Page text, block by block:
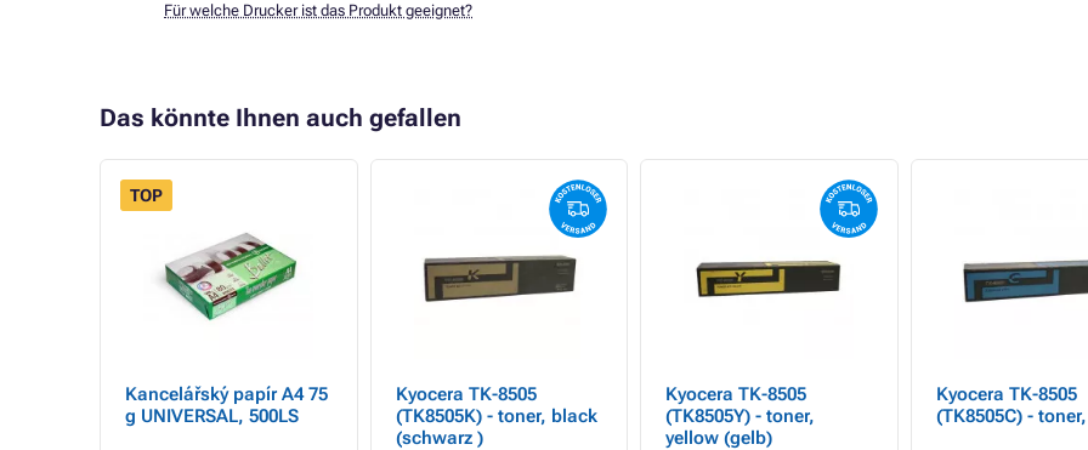
Für welche Drucker ist das Produkt geeignet?
Das könnte Ihnen auch gefallen
TOP
Kancelářský papír A4 75
g UNIVERSAL, 500LS
Kyocera TK-8505
(TK8505K) - toner, black
(schwarz )
Kyocera TK-8505
(TK8505Y) - toner,
yellow (gelb)
Kyocera TK-8505
(TK8505C) -